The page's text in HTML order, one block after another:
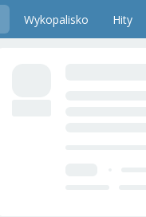
Wykopalisko Hity